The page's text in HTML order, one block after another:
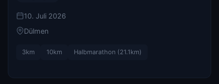
10. Juli 2026
Dülmen
3km 10km Halbmarathon (21.1km)